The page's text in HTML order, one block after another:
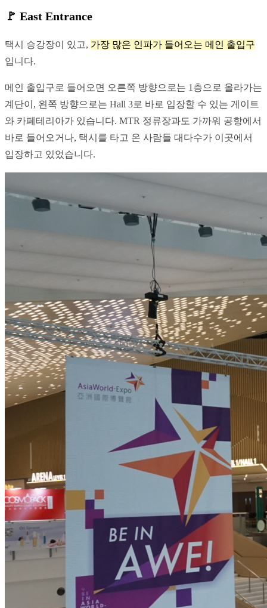
🚩 East Entrance
택시 승강장이 있고, 가장 많은 인파가 들어오는 메인 출입구
입니다.
메인 출입구로 들어오면 오른쪽 방향으로는 1층으로 올라가는
계단이, 왼쪽 방향으로는 Hall 3로 바로 입장할 수 있는 게이트
와 카페테리아가 있습니다. MTR 정류장과도 가까워 공항에서
바로 들어오거나, 택시를 타고 온 사람들 대다수가 이곳에서
입장하고 있었습니다.